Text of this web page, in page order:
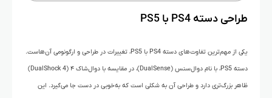
طراحی دسته PS4 با PS5
یکی از مهم‌ترین تفاوت‌های دسته PS4 با PS5، تغییرات در طراحی و ارگونومی آن‌هاست.
دسته PS5، با نام دوال‌سنس (DualSense)، در مقایسه با دوال‌شاک ۴ (DualShock 4)
ظاهر بزرگ‌تری دارد و طراحی آن به شکلی است که به‌خوبی در دست جا می‌گیرد. این